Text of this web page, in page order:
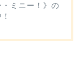
ミニー！》の